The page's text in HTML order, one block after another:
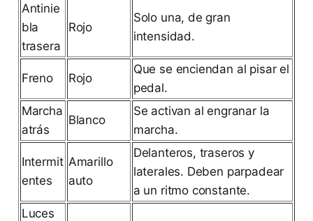
Antinie
bla
trasera
Rojo
Solo una, de gran
intensidad.
Freno Rojo
Que se enciendan al pisar el
pedal.
Marcha
atrás
Blanco
Se activan al engranar la
marcha.
Intermit
entes
Amarillo
auto
Delanteros, traseros y
laterales. Deben parpadear
a un ritmo constante.
Luces